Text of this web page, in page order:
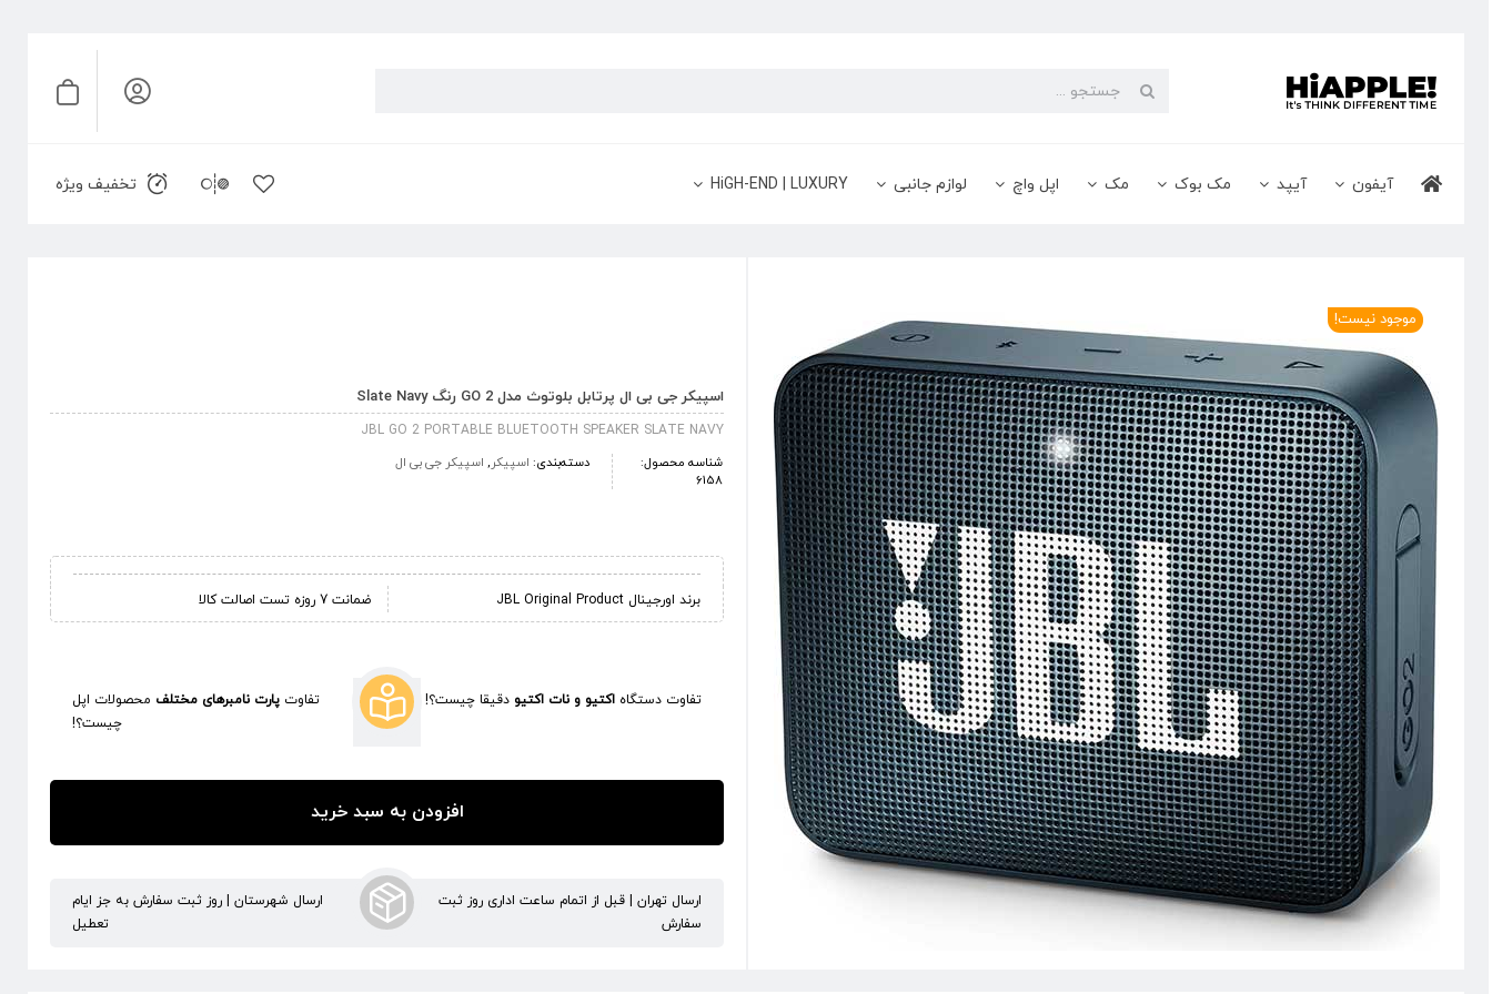
content
جستجو
آیفون آیپد مک بوک مک اپل واچ لوازم جانبی HiGH-END | LUXURY تخفیف ویژه
موجود نیست!
اسپیکر جی بی ال پرتابل بلوتوث مدل GO 2 رنگ Slate Navy
JBL GO 2 PORTABLE BLUETOOTH SPEAKER SLATE NAVY
شناسه محصول:
6158
دسته‌بندی: اسپیکر , اسپیکر جی بی ال
برند اورجینال JBL Original Product ضمانت 7 روزه تست اصالت کالا
تفاوت دستگاه اکتیو و نات اکتیو دقیقا چیست؟! تفاوت پارت نامبرهای مختلف محصولات اپل
چیست؟!
افزودن به سبد خرید
ارسال تهران | قبل از اتمام ساعت اداری روز ثبت
سفارش
ارسال شهرستان | روز ثبت سفارش به جز ایام
تعطیل